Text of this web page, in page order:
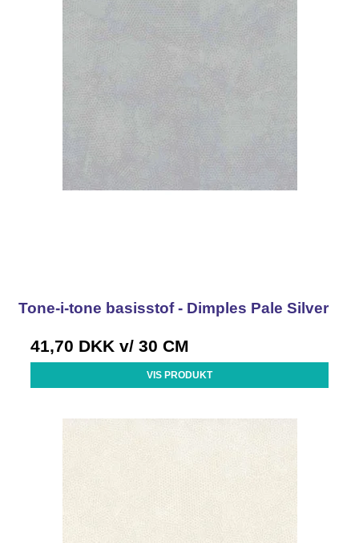
Tone-i-tone basisstof - Dimples Pale Silver
41,70 DKK v/ 30 CM
VIS PRODUKT